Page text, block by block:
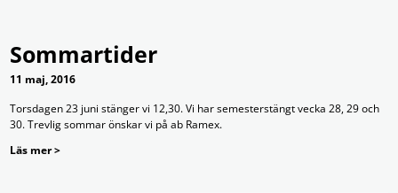
Sommartider
11 maj, 2016
Torsdagen 23 juni stänger vi 12,30. Vi har semesterstängt vecka 28, 29 och
30. Trevlig sommar önskar vi på ab Ramex.
Läs mer >